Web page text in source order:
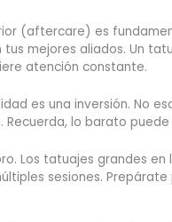
(aftercare) es
tus mejores aliados. Un
atención constante.
es una inversión. No
lo barato puede
Los tatuajes grandes en
sesiones. Prepárate